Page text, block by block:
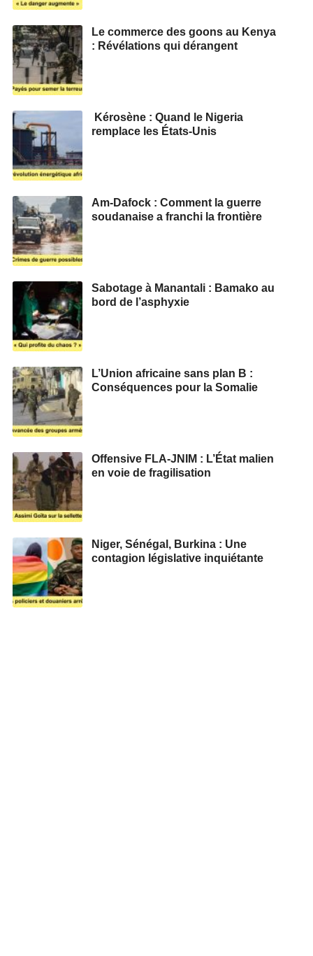
Le commerce des goons au Kenya
: Révélations qui dérangent
Kérosène : Quand le Nigeria
remplace les États-Unis
Am-Dafock : Comment la guerre
soudanaise a franchi la frontière
Sabotage à Manantali : Bamako au
bord de l’asphyxie
L’Union africaine sans plan B :
Conséquences pour la Somalie
Offensive FLA-JNIM : L’État malien
en voie de fragilisation
Niger, Sénégal, Burkina : Une
contagion législative inquiétante